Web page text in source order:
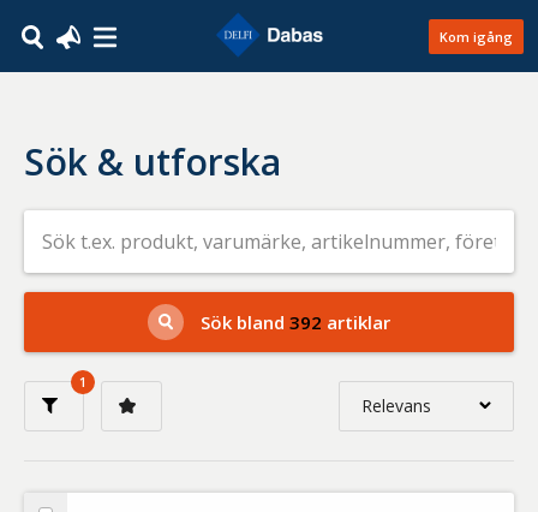
Kom igång
Sök & utforska
Sök
efter
livsmedel
på
t.ex.
produkt,
varumärke,
artikelnummer,
Sök bland 392 artiklar
1
Relevans